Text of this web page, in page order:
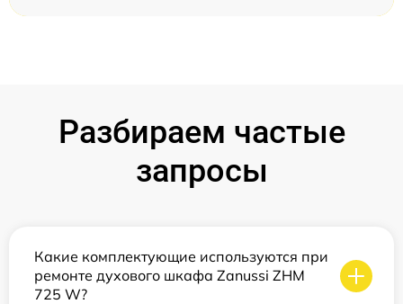
Разбираем частые
запросы
Какие комплектующие используются при
ремонте духового шкафа Zanussi ZHM
725 W?